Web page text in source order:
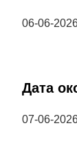
06-06-
Дата
07-06-